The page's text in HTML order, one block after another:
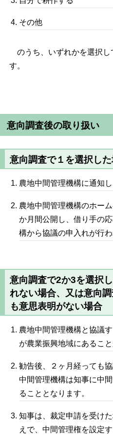
その他
のうち、いずれかを選択し
す。
意向調査後の取り扱い
意向調査で１を選択し
農地中間管理機構に通知し
農地中間管理機構のホー
か月間公開し、借り手の
構から協議の申入れが行わ
意向調査で2か3を選択
れない場合、又は意向
も意思表明がない場合
農地中間管理機構と協議
が農業振興地域にあること
勧告後、２ヶ月経っても
中間管理機構は知事に中
ることとなります。
知事は、裁定申請を受け
えで、中間管理権を設定